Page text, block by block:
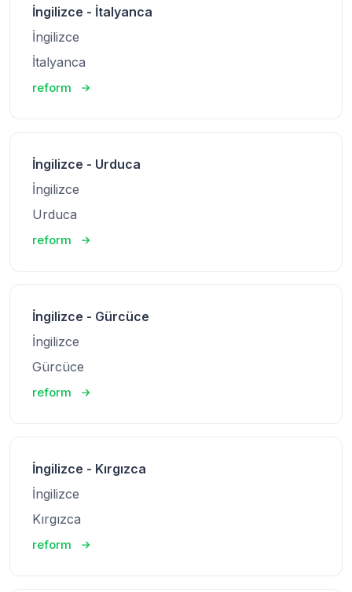
İngilizce - İtalyanca
İngilizce
İtalyanca
reform
İngilizce - Urduca
İngilizce
Urduca
reform
İngilizce - Gürcüce
İngilizce
Gürcüce
reform
İngilizce - Kırgızca
İngilizce
Kırgızca
reform